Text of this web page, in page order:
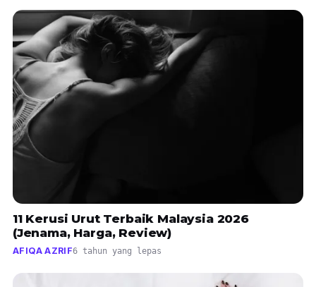
11 Kerusi Urut Terbaik Malaysia 2026
(Jenama, Harga, Review)
AFIQA AZRIF6 tahun yang lepas